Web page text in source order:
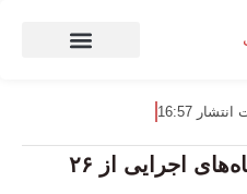
16:57
تغییر ساعات کاری دستگاه‌های اجرایی از ۲۶